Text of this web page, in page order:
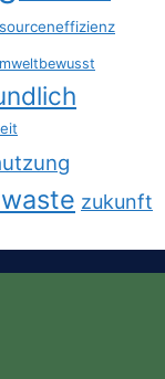
zukunft